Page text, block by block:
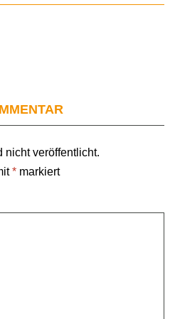
nicht veröffentlicht.
* markiert